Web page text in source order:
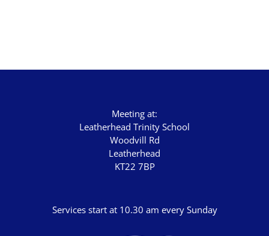
Meeting at:
Leatherhead Trinity School
Woodvill Rd
Leatherhead
KT22 7BP
Services start at 10.30 am every Sunday